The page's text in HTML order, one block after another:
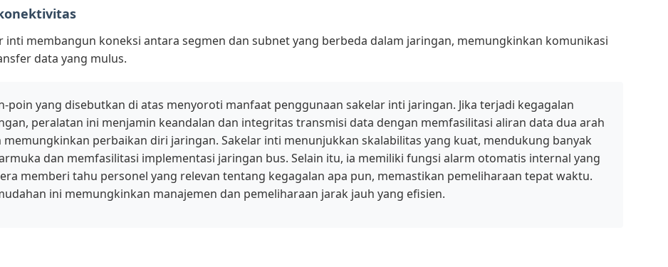
inti membangun koneksi antara segmen dan subnet yang berbeda dalam jaringan, memungkinkan komunikasi
data yang mulus.
poin yang disebutkan di atas menyoroti manfaat penggunaan sakelar inti jaringan. Jika terjadi kegagalan
peralatan ini menjamin keandalan dan integritas transmisi data dengan memfasilitasi aliran data dua arah
memungkinkan perbaikan diri jaringan. Sakelar inti menunjukkan skalabilitas yang kuat, mendukung banyak
dan memfasilitasi implementasi jaringan bus. Selain itu, ia memiliki fungsi alarm otomatis internal yang
memberi tahu personel yang relevan tentang kegagalan apa pun, memastikan pemeliharaan tepat waktu.
ini memungkinkan manajemen dan pemeliharaan jarak jauh yang efisien.